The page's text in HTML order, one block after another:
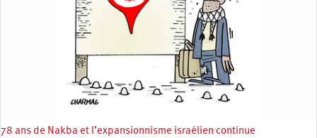
78 ans de Nakba et l’expansionnisme israélien continue